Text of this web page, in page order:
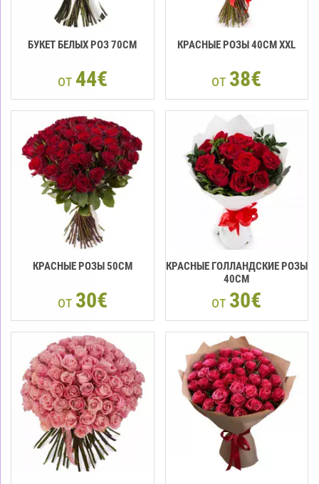
БУКЕТ БЕЛЫХ РОЗ 70CM
от 44€
КРАСНЫЕ РОЗЫ 40CМ XXL
от 38€
КРАСНЫЕ РОЗЫ 50CМ
от 30€
КРАСНЫЕ ГОЛЛАНДСКИЕ РОЗЫ
40CM
от 30€